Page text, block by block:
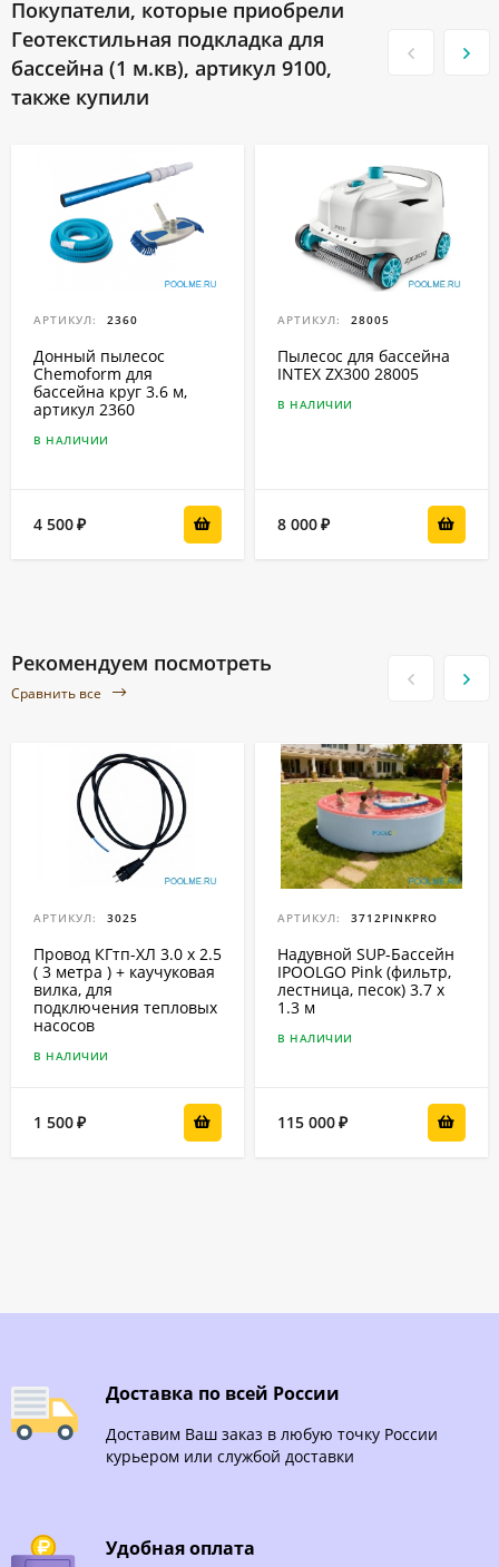
Покупатели, которые приобрели
Геотекстильная подкладка для
бассейна (1 м.кв), артикул 9100,
также купили
АРТИКУЛ: 2360
Донный пылесос
Chemoform для
бассейна круг 3.6 м,
артикул 2360
В НАЛИЧИИ
4 500₽
АРТИКУЛ: 28005
Пылесос для бассейна
INTEX ZX300 28005
В НАЛИЧИИ
8 000₽
Рекомендуем посмотреть
Сравнить все
АРТИКУЛ: 3025
Провод КГтп-ХЛ 3.0 x 2.5
( 3 метра ) + каучуковая
вилка, для
подключения тепловых
насосов
В НАЛИЧИИ
1 500₽
АРТИКУЛ: 3712PINKPRO
Надувной SUP-Бассейн
IPOOLGO Pink (фильтр,
лестница, песок) 3.7 x
1.3 м
В НАЛИЧИИ
115 000₽
Доставка по всей России
Доставим Ваш заказ в любую точку России
курьером или службой доставки
Удобная оплата